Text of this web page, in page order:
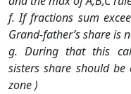
f. If fractions sum
Grand-father’s share is
g. During that this
sisters share should
zone )